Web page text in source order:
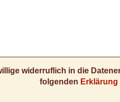
widerruflich in die
folgenden